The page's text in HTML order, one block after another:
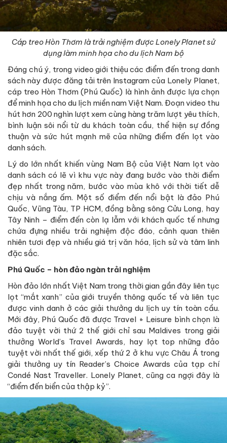
Cáp treo Hòn Thơm là trải nghiệm được Lonely Planet sử
dụng làm minh họa cho du lịch Nam bộ
Đáng chú ý, trong video giới thiệu các điểm đến trong danh
sách này được đăng tải trên Instagram của Lonely Planet,
cáp treo Hòn Thơm (Phú Quốc) là hình ảnh được lựa chọn
để minh họa cho du lịch miền nam Việt Nam. Đoạn video thu
hút hơn 200 nghìn lượt xem cùng hàng trăm lượt yêu thích,
bình luận sôi nổi từ du khách toàn cầu, thể hiện sự đồng
thuận và sức hút mạnh mẽ của những điểm đến lọt vào
danh sách.
Lý do lớn nhất khiến vùng Nam Bộ của Việt Nam lọt vào
danh sách có lẽ vì khu vực này đang bước vào thời điểm
đẹp nhất trong năm, bước vào mùa khô với thời tiết dễ
chịu và nắng ấm. Một số điểm đến nổi bật là đảo Phú
Quốc, Vũng Tàu, TP HCM, đồng bằng sông Cửu Long, hay
Tây Ninh – điểm đến còn lạ lẫm với khách quốc tế nhưng
chứa đựng nhiều trải nghiệm độc đáo, cảnh quan thiên
nhiên tươi đẹp và nhiều giá trị văn hóa, lịch sử và tâm linh
đặc sắc.
Phú Quốc – hòn đảo ngàn trải nghiệm
Hòn đảo lớn nhất Việt Nam trong thời gian gần đây liên tục
lọt “mắt xanh” của giới truyền thông quốc tế và liên tục
được vinh danh ở các giải thưởng du lịch uy tín toàn cầu.
Mới đây, Phú Quốc đã được Travel + Leisure bình chọn là
đảo tuyệt vời thứ 2 thế giới chỉ sau Maldives trong giải
thưởng World’s Travel Awards, hay lọt top những đảo
tuyệt vời nhất thế giới, xếp thứ 2 ở khu vực Châu Á trong
giải thưởng uy tín Reader’s Choice Awards của tạp chí
Condé Nast Traveller. Lonely Planet, cũng ca ngợi đây là
“điểm đến biển của thập kỷ”.